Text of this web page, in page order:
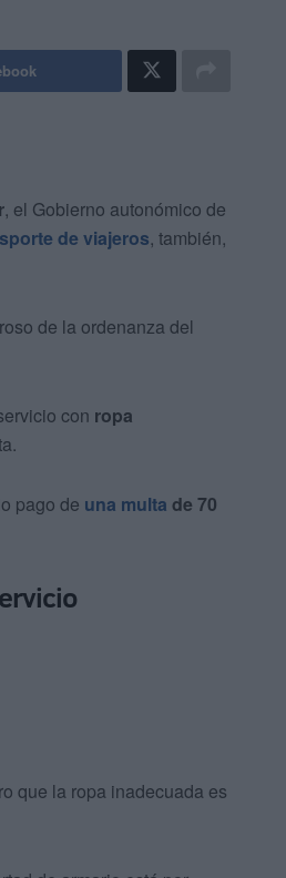
, el Gobierno autonómico de
de viajeros, también,
de la ordenanza del
con ropa
pago de una multa de 70
que la ropa inadecuada es